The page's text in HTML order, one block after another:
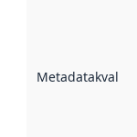
Metadatakvalitet